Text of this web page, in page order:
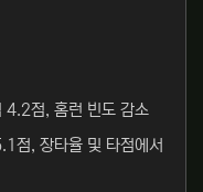
4.2점, 홈런 빈도 감소
점, 장타율 및 타점에서